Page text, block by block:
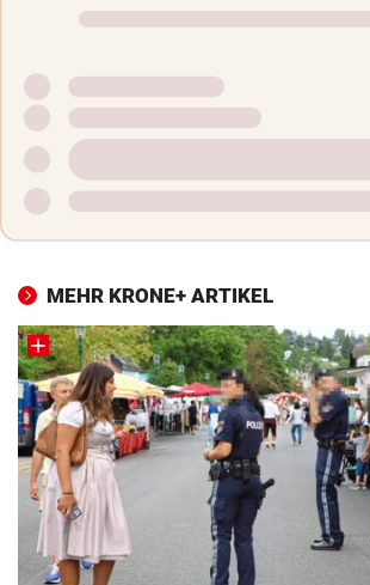
MEHR KRONE+ ARTIKEL